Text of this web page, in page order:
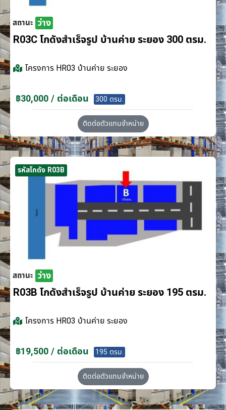
สถานะ ว่าง
R03C โกดังสำเร็จรูป บ้านค่าย ระยอง 300 ตรม.
โครงการ HR03 บ้านค่าย ระยอง
฿30,000 / ต่อเดือน 300 ตรม.
ติดต่อตัวแทนจำหน่าย
รหัสโกดัง R03B
สถานะ ว่าง
R03B โกดังสำเร็จรูป บ้านค่าย ระยอง 195 ตรม.
โครงการ HR03 บ้านค่าย ระยอง
฿19,500 / ต่อเดือน 195 ตรม.
ติดต่อตัวแทนจำหน่าย